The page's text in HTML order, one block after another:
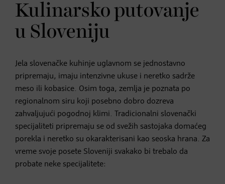
Kulinarsko putovanje
u Sloveniju
Jela slovenačke kuhinje uglavnom se jednostavno
pripremaju, imaju intenzivne ukuse i neretko sadrže
meso ili kobasice. Osim toga, zemlja je poznata po
regionalnom siru koji posebno dobro dozreva
zahvaljujući pogodnoj klimi. Tradicionalni slovenački
specijaliteti pripremaju se od svežih sastojaka domaćeg
porekla i neretko su okarakterisani kao seoska hrana. Za
vreme svoje posete Sloveniji svakako bi trebalo da
probate neke specijalitete: